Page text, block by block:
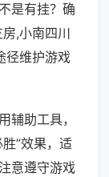
是有挂？确
,小南四川
径维护游戏
辅助工具，
”效果，适
意遵守游戏